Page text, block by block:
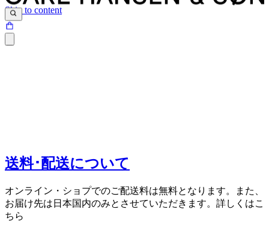
Skip to content
送料･配送について
オンライン・ショプでのご配送料は無料となります。また、
お届け先は日本国内のみとさせていただきます。詳しくはこ
ちら